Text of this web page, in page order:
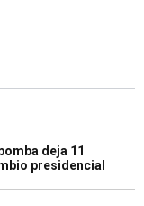
deja 11
presidencial